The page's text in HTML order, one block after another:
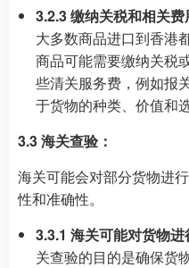
3.2.3 缴纳关税和相关费
大多数商品进口到香港
商品可能需要缴纳关税
些清关服务费，例如报
于货物的种类、价值和
3.3 海关查验：
海关可能会对部分货物进
性和准确性。
3.3.1 海关可能对货物
关查验的目的是确保货